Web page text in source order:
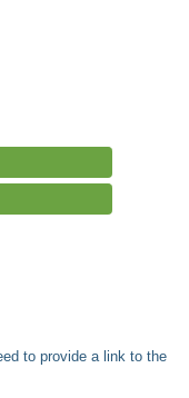
to provide a link to the